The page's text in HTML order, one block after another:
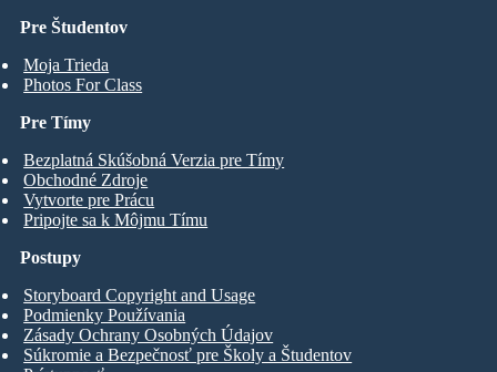
Pre Študentov
Moja Trieda
Photos For Class
Pre Tímy
Bezplatná Skúšobná Verzia pre Tímy
Obchodné Zdroje
Vytvorte pre Prácu
Pripojte sa k Môjmu Tímu
Postupy
Storyboard Copyright and Usage
Podmienky Používania
Zásady Ochrany Osobných Údajov
Súkromie a Bezpečnosť pre Školy a Študentov